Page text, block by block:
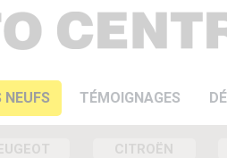
NEUFS TÉMOIGNAGES
CITROËN